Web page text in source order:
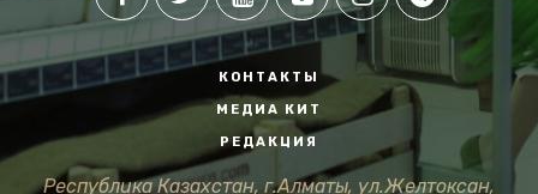
КОНТАКТЫ
МЕДИА КИТ
РЕДАКЦИЯ
Республика Казахстан, г.Алматы, ул.Желтоксан,